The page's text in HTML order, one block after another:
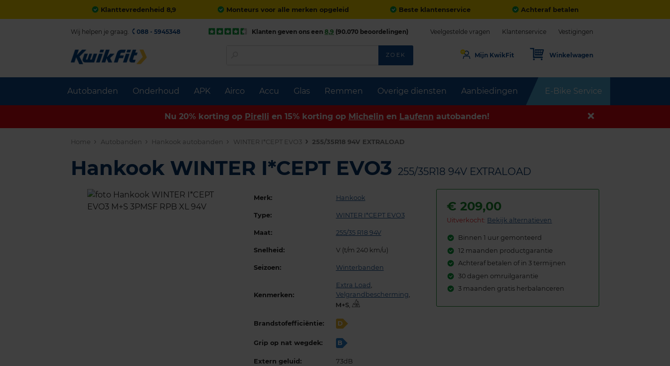
Klanttevredenheid 8,9 Monteurs voor alle merken opgeleid Beste klantenservice Achteraf betalen
Autobanden Onderhoud APK Airco Accu Glas Remmen Overige diensten Aanbiedingen E-Bike Service
Wij helpen je graag. 088 - 5945348 Klanten geven ons een 8,9 (90.070 beoordelingen) Veelgestelde vragen Klantenservice Vestigingen
ZOEK Mijn KwikFit Winkelwagen
Nu 20% korting op Pirelli en 15% korting op Michelin en Laufenn autobanden!
Home Autobanden Hankook autobanden WINTER I*CEPT EVO3 255/35R18 94V EXTRALOAD
Hankook WINTER I*CEPT EVO3 255/35R18 94V EXTRALOAD
Merk: Hankook
Type: WINTER I*CEPT EVO3
Maat: 255/35 R18 94V
Snelheid: V (t/m 240 km/u)
Seizoen: Winterbanden
Kenmerken:
Extra Load ,
Velgrandbescherming,
,
Brandstofefficiëntie: D
Grip op nat wegdek: B
Extern geluid: 73dB
€209,00
Uitverkocht: Bekijk alternatieven
Binnen 1 uur gemonteerd
12 maanden productgarantie
Achteraf betalen of in 3 termijnen
30 dagen omruilgarantie
3 maanden gratis herbalanceren